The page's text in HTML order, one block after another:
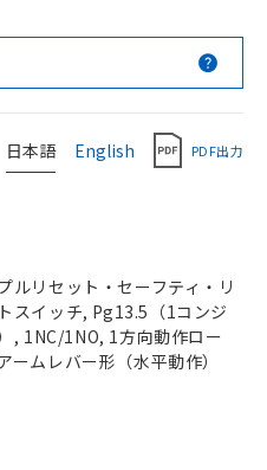
日本語 English PDF出力
ルリセット・セーフティ・リ
スイッチ, Pg13.5（1コンジ
, 1NC/1NO, 1方向動作ロー
ームレバー形（水平動作）